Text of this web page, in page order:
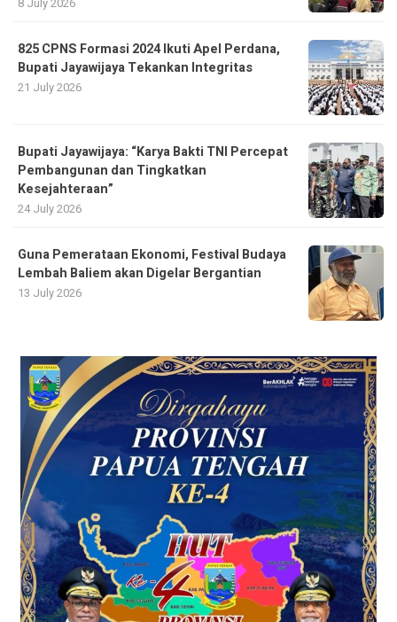
825 CPNS Formasi 2024 Ikuti Apel Perdana,
Bupati Jayawijaya Tekankan Integritas
21 July 2026
Bupati Jayawijaya: “Karya Bakti TNI Percepat
Pembangunan dan Tingkatkan
Kesejahteraan”
24 July 2026
Guna Pemerataan Ekonomi, Festival Budaya
Lembah Baliem akan Digelar Bergantian
13 July 2026